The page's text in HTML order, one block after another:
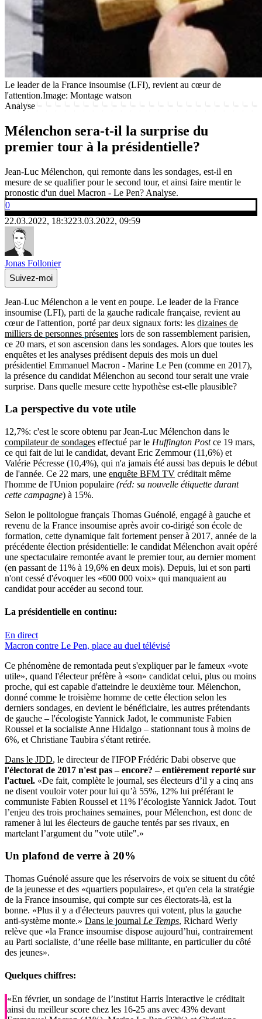
Le leader de la France insoumise (LFI), revient au cœur de
l'attention.Image: Montage watson
Analyse
Mélenchon sera-t-il la surprise du
premier tour à la présidentielle?
Jean-Luc Mélenchon, qui remonte dans les sondages, est-il en
mesure de se qualifier pour le second tour, et ainsi faire mentir le
pronostic d'un duel Macron - Le Pen? Analyse.
0
22.03.2022, 18:3223.03.2022, 09:59
Jonas Follonier
Suivez-moi
Jean-Luc Mélenchon a le vent en poupe. Le leader de la France
insoumise (LFI), parti de la gauche radicale française, revient au
cœur de l'attention, porté par deux signaux forts: les dizaines de
milliers de personnes présentes lors de son rassemblement parisien,
ce 20 mars, et son ascension dans les sondages. Alors que toutes les
enquêtes et les analyses prédisent depuis des mois un duel
présidentiel Emmanuel Macron - Marine Le Pen (comme en 2017),
la présence du candidat Mélenchon au second tour serait une vraie
surprise. Dans quelle mesure cette hypothèse est-elle plausible?
La perspective du vote utile
12,7%: c'est le score obtenu par Jean-Luc Mélenchon dans le
compilateur de sondages effectué par le Huffington Postce 19 mars,
ce qui fait de lui le candidat, devant Eric Zemmour (11,6%) et
Valérie Pécresse (10,4%), qui n'a jamais été aussi bas depuis le début
de l'année. Ce 22 mars, une enquête BFM TV créditait même
l'homme de l'Union populaire (réd: sa nouvelle étiquette durant
cette campagne) à 15%.
Selon le politologue français Thomas Guénolé, engagé à gauche et
revenu de la France insoumise après avoir co-dirigé son école de
formation, cette dynamique fait fortement penser à 2017, année de la
précédente élection présidentielle: le candidat Mélenchon avait opéré
une spectaculaire remontée avant le premier tour, au dernier moment
(en passant de 11% à 19,6% en deux mois). Depuis, lui et son parti
n'ont cessé d'évoquer les «600 000 voix» qui manquaient au
candidat pour accéder au second tour.
La présidentielle en continu:
En direct
Macron contre Le Pen, place au duel télévisé
Ce phénomène de remontada peut s'expliquer par le fameux «vote
utile», quand l'électeur préfère à «son» candidat celui, plus ou moins
proche, qui est capable d'atteindre le deuxième tour. Mélenchon,
donné comme le troisième homme de cette élection selon les
derniers sondages, en devient le bénéficiaire, les autres prétendants
de gauche – l'écologiste Yannick Jadot, le communiste Fabien
Roussel et la socialiste Anne Hidalgo – stationnant tous à moins de
6%, et Christiane Taubira s'étant retirée.
Dans le JDD, le directeur de l'IFOP Frédéric Dabi observe que
l'électorat de 2017 n'est pas – encore? – entièrement reporté sur
l'actuel. «De fait, complète le journal, ses électeurs d’il y a cinq ans
ne disent vouloir voter pour lui qu’à 55%, 12% lui préférant le
communiste Fabien Roussel et 11% l’écologiste Yannick Jadot. Tout
l’enjeu des trois prochaines semaines, pour Mélenchon, est donc de
ramener à lui les électeurs de gauche tentés par ses rivaux, en
martelant l’argument du "vote utile".»
Un plafond de verre à 20%
Thomas Guénolé assure que les réservoirs de voix se situent du côté
de la jeunesse et des «quartiers populaires», et qu'en cela la stratégie
de la France insoumise, qui compte sur ces électorats-là, est la
bonne. «Plus il y a d'électeurs pauvres qui votent, plus la gauche
anti-système monte.» Dans le journal Le Temps, Richard Werly
relève que «la France insoumise dispose aujourd’hui, contrairement
au Parti socialiste, d’une réelle base militante, en particulier du côté
des jeunes».
Quelques chiffres:
«En février, un sondage de l’institut Harris Interactive le créditait
ainsi du meilleur score chez les 16-25 ans avec 43% devant